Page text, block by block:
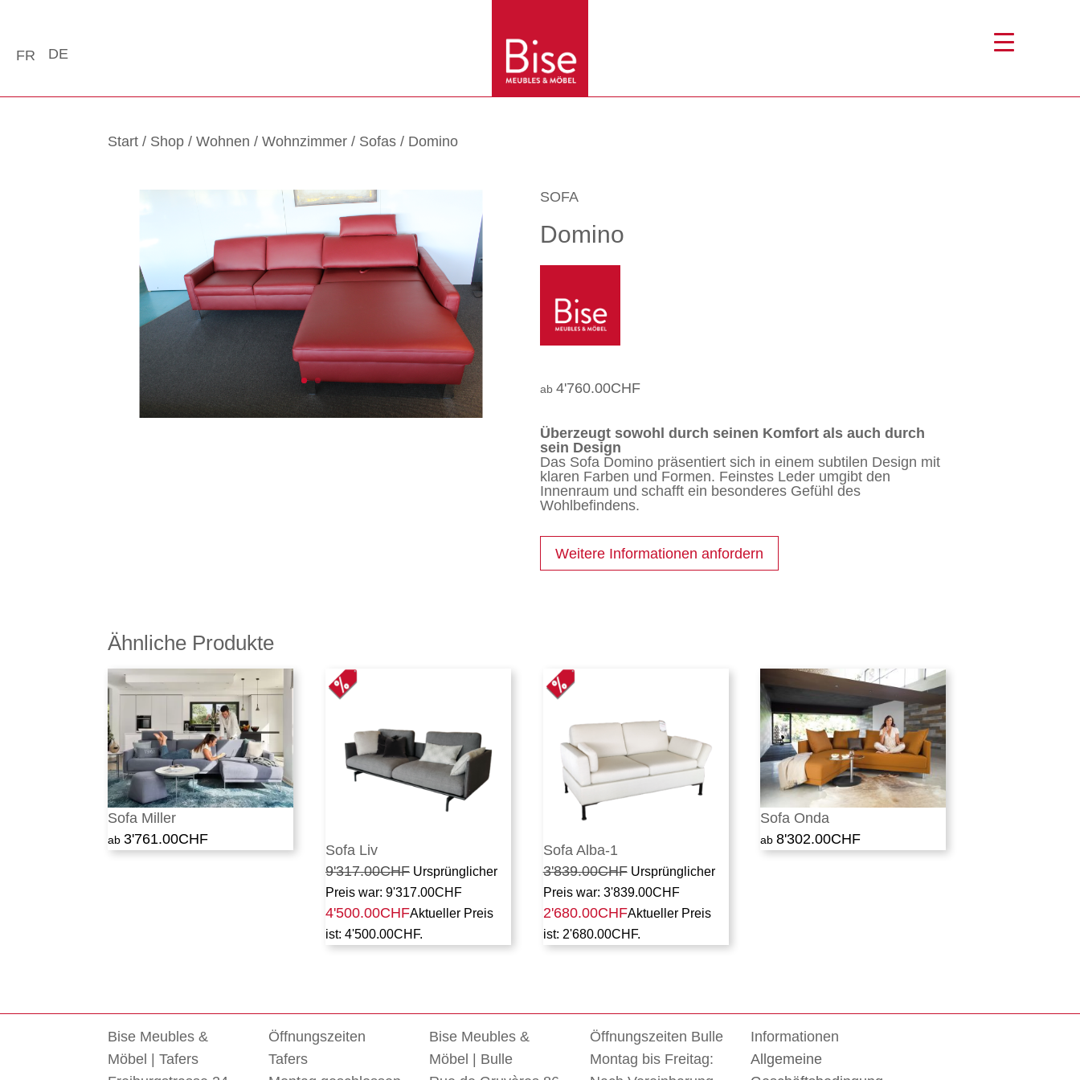
FR DE
Start / Shop /Wohnen /Wohnzimmer / Sofas / Domino
SOFA
Domino
4'760.00CHF
Überzeugt sowohl durch seinen Komfort als auch durch
sein Design
Das Sofa Domino präsentiert sich in einem subtilen Design mit
klaren Farben und Formen. Feinstes Leder umgibt den
Innenraum und schafft ein besonderes Gefühl des
Wohlbefindens.
Weitere Informationen anfordern
Ähnliche Produkte
Sofa Miller
3'761.00CHF
Sofa Liv
9'317.00CHF Ursprünglicher
Preis war: 9'317.00CHF
4'500.00CHFAktueller Preis
ist: 4'500.00CHF.
Sofa Alba-1
3'839.00CHF Ursprünglicher
Preis war: 3'839.00CHF
2'680.00CHFAktueller Preis
ist: 2'680.00CHF.
Sofa Onda
8'302.00CHF
Bise Meubles &
Möbel | Tafers
Öffnungszeiten
Tafers
Bise Meubles &
Möbel | Bulle
Öffnungszeiten Bulle
Montag bis Freitag:
Informationen
Allgemeine